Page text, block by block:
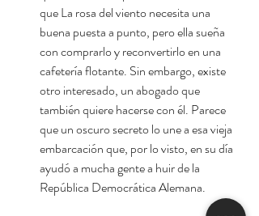
que La rosa del viento necesita una
buena puesta a punto, pero ella sueña
con comprarlo y reconvertirlo en una
cafetería flotante. Sin embargo, existe
otro interesado, un abogado que
también quiere hacerse con él. Parece
que un oscuro secreto lo une a esa vieja
embarcación que, por lo visto, en su día
ayudó a mucha gente a huir de la
República Democrática Alemana.